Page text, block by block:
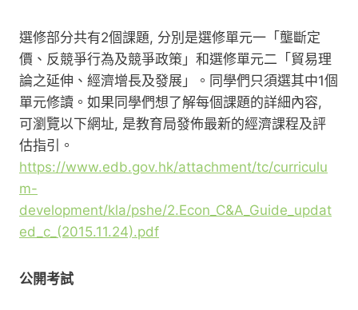
選修部分共有2個課題, 分別是選修單元一「壟斷定
價、反競爭行為及競爭政策」和選修單元二「貿易理
論之延伸、經濟增長及發展」。同學們只須選其中1個
單元修讀。如果同學們想了解每個課題的詳細內容,
可瀏覽以下網址, 是教育局發佈最新的經濟課程及評
估指引。
https://www.edb.gov.hk/attachment/tc/curriculu
m-
development/kla/pshe/2.Econ_C&A_Guide_updat
ed_c_(2015.11.24).pdf
公開考試